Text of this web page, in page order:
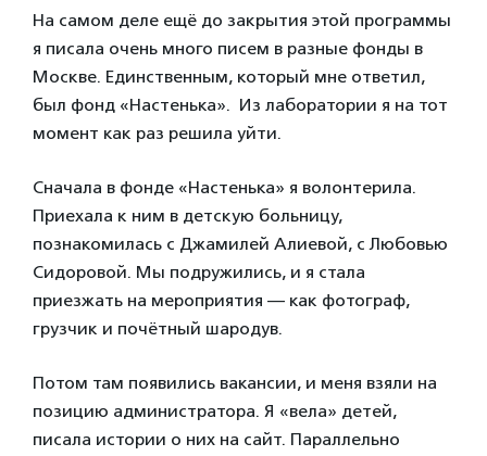
На самом деле ещё до закрытия этой программы
я писала очень много писем в разные фонды в
Москве. Единственным, который мне ответил,
был фонд «Настенька». Из лаборатории я на тот
момент как раз решила уйти.
Сначала в фонде «Настенька» я волонтерила.
Приехала к ним в детскую больницу,
познакомилась с Джамилей Алиевой, с Любовью
Сидоровой. Мы подружились, и я стала
приезжать на мероприятия — как фотограф,
грузчик и почётный шародув.
Потом там появились вакансии, и меня взяли на
позицию администратора. Я «вела» детей,
писала истории о них на сайт. Параллельно